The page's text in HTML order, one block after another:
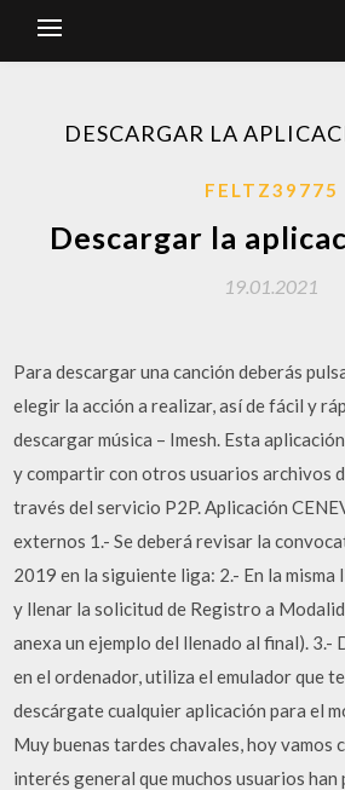
DESCARGAR LA
FELTZ39775
Descargar la
19.01.2021
Para descargar una canción deberás
elegir la acción a realizar, así de fácil y
descargar música – Imesh. Esta
y compartir con otros usuarios archivos
través del servicio P2P. Aplicación
externos 1.- Se deberá revisar la
2019 en la siguiente liga: 2.- En la
y llenar la solicitud de Registro a
anexa un ejemplo del llenado al final). 3.-
en el ordenador, utiliza el emulador que
descárgate cualquier aplicación para el
Muy buenas tardes chavales, hoy vamos
interés general que muchos usuarios han